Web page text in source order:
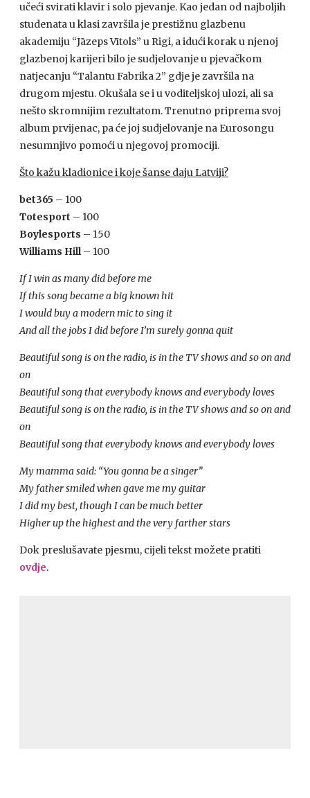
učeći svirati klavir i solo pjevanje. Kao jedan od najboljih
studenata u klasi završila je prestižnu glazbenu
akademiju “Jāzeps Vītols” u Rigi, a idući korak u njenoj
glazbenoj karijeri bilo je sudjelovanje u pjevačkom
natjecanju “Talantu Fabrika 2” gdje je završila na
drugom mjestu. Okušala se i u voditeljskoj ulozi, ali sa
nešto skromnijim rezultatom. Trenutno priprema svoj
album prvijenac, pa će joj sudjelovanje na Eurosongu
nesumnjivo pomoći u njegovoj promociji.
Što kažu kladionice i koje šanse daju Latviji?
bet365 – 100
Totesport – 100
Boylesports – 150
Williams Hill– 100
If I win as many did before me
If this song became a big known hit
I would buy a modern mic to sing it
And all the jobs I did before I’m surely gonna quit
Beautiful song is on the radio, is in the TV shows and so on and
on
Beautiful song that everybody knows and everybody loves
Beautiful song is on the radio, is in the TV shows and so on and
on
Beautiful song that everybody knows and everybody loves
My mamma said: “You gonna be a singer”
My father smiled when gave me my guitar
I did my best, though I can be much better
Higher up the highest and the very farther stars
Dok preslušavate pjesmu, cijeli tekst možete pratiti
ovdje.